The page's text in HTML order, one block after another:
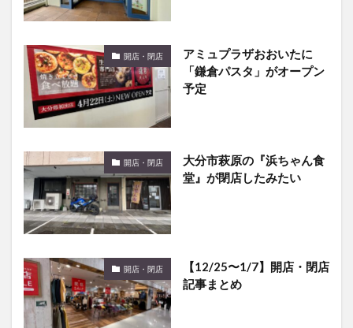
開店・閉店
アミュプラザおおいたに
「鎌倉パスタ」がオープン
予定
開店・閉店
大分市萩原の『浜ちゃん食
堂』が閉店したみたい
開店・閉店
【12/25〜1/7】開店・閉店
記事まとめ